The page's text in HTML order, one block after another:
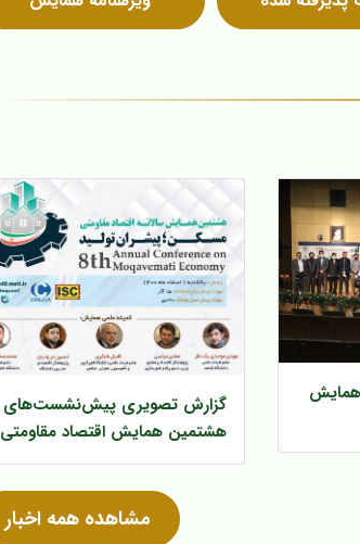
گزارش تصویری پیش‌‌نشست‌های
هشتمین همایش اقتصاد مقاومتی
مشاهده همه اخبار